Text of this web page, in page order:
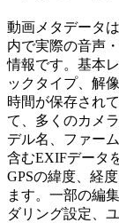
動画メタデータ
内で実際の音声
情報です。基本
ックタイプ、解
時間が保存され
て、多くのカメ
デル名、ファー
含むEXIFデータ
GPSの緯度、経
ます。一部の編
ダリング設定、